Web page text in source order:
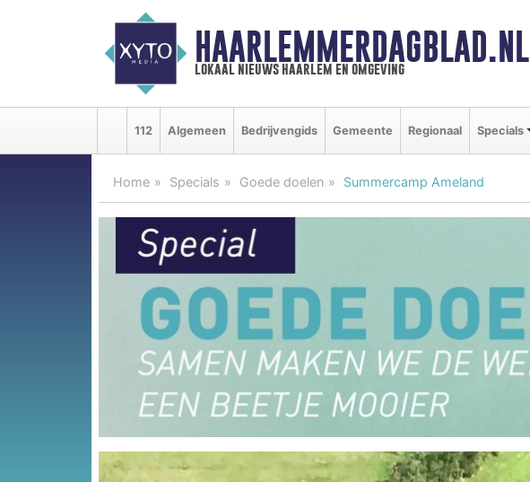
HAARLEMMERDAGBLAD.NL
lokaal nieuws haarlem en omgeving
112 Algemeen Bedrijvengids Gemeente Regionaal Specials
Home Specials Goede doelen Summercamp Ameland